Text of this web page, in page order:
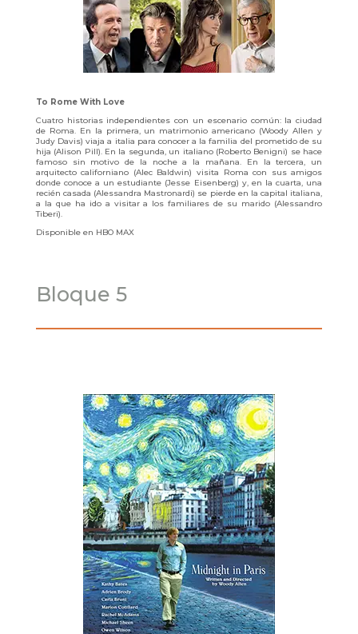
To Rome With Love
Cuatro historias independientes con un escenario común: la ciudad
de Roma. En la primera, un matrimonio americano (Woody Allen y
Judy Davis) viaja a italia para conocer a la familia del prometido de su
hija (Alison Pill). En la segunda, un italiano (Roberto Benigni) se hace
famoso sin motivo de la noche a la mañana. En la tercera, un
arquitecto californiano (Alec Baldwin) visita Roma con sus amigos
donde conoce a un estudiante (Jesse Eisenberg) y, en la cuarta, una
recién casada (Alessandra Mastronardi) se pierde en la capital italiana,
a la que ha ido a visitar a los familiares de su marido (Alessandro
Tiberi).
Disponible en HBO MAX
Bloque 5